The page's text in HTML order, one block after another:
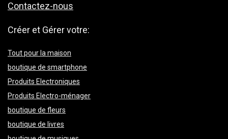
Contactez-nous
Créer et Gérer votre:
Tout pour la maison
boutique de smartphone
Produits Electroniques
Produits Electro-ménager
boutique de fleurs
boutique de livres